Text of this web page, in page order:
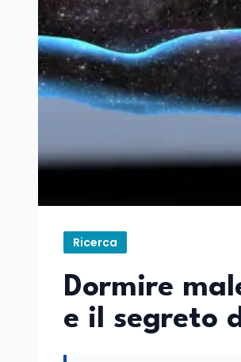
Ricerca
Dormire
e il segreto